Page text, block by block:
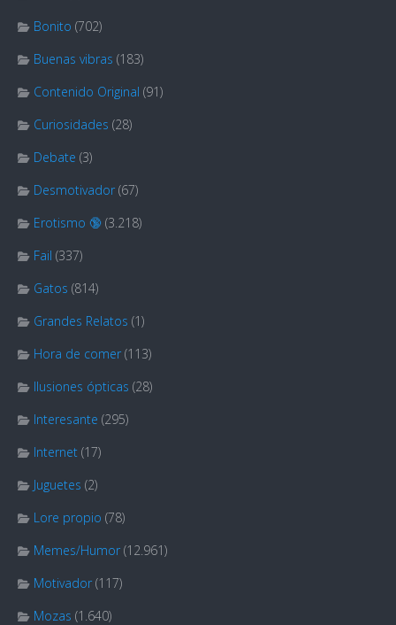
Bonito (702)
Buenas vibras (183)
Contenido Original (91)
Curiosidades (28)
Debate (3)
Desmotivador (67)
Erotismo 🔞 (3.218)
Fail (337)
Gatos (814)
Grandes Relatos (1)
Hora de comer (113)
Ilusiones ópticas (28)
Interesante (295)
Internet (17)
Juguetes (2)
Lore propio (78)
Memes/Humor (12.961)
Motivador (117)
Mozas (1.640)